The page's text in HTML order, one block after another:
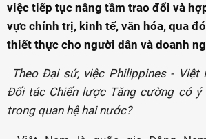
việc tiếp tục nâng tầm trao đổi và
vực chính trị, kinh tế, văn hóa, qua
thiết thực cho người dân và doanh
Theo Đại sứ, việc Philippines - Việt
Đối tác Chiến lược Tăng cường có ý
trong quan hệ hai nước?